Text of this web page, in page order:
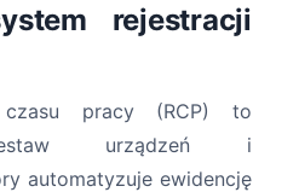
rejestracji
czasu pracy (RCP) to
urządzeń i
automatyzuje ewidencję